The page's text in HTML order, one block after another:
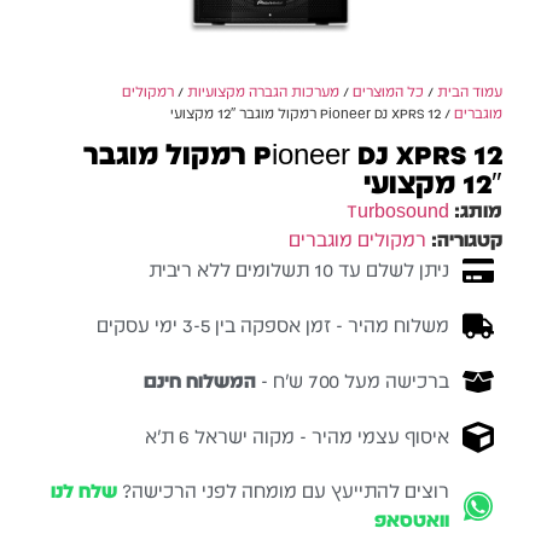
עמוד הבית / כל המוצרים /מערכות הגברה מקצועיות /רמקולים
מוגברים / Pioneer DJ XPRS 12 רמקול מוגבר 12″ מקצועי
Pioneer DJ XPRS 12 רמקול מוגבר
12″ מקצועי
מותג: Turbosound
קטגוריה: רמקולים מוגברים
ניתן לשלם עד 10 תשלומים ללא ריבית
משלוח מהיר - זמן אספקה בין 3-5 ימי עסקים
ברכישה מעל 700 ש״ח - המשלוח חינם
איסוף עצמי מהיר - מקוה ישראל 6 ת״א
רוצים להתייעץ עם מומחה לפני הרכישה? שלח לנו
וואטסאפ